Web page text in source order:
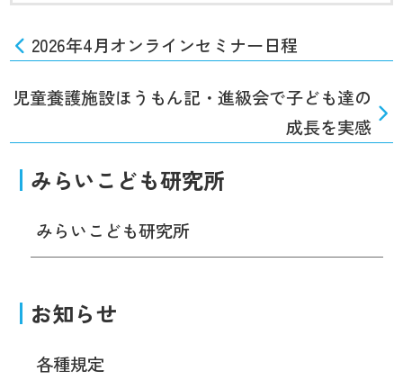
2026年4月オンラインセミナー日程
児童養護施設ほうもん記・進級会で子ども達の
成長を実感
みらいこども研究所
みらいこども研究所
お知らせ
各種規定